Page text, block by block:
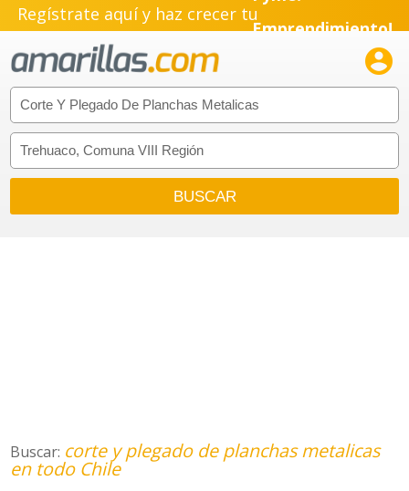
Regístrate aquí y haz crecer tuEmprendimiento!

Buscar: corte y plegado de planchas metalicas
en todo Chile